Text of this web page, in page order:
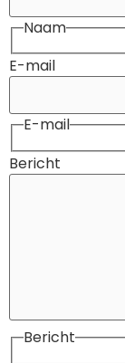
Naam
E-mail
E-mail
Bericht
Bericht